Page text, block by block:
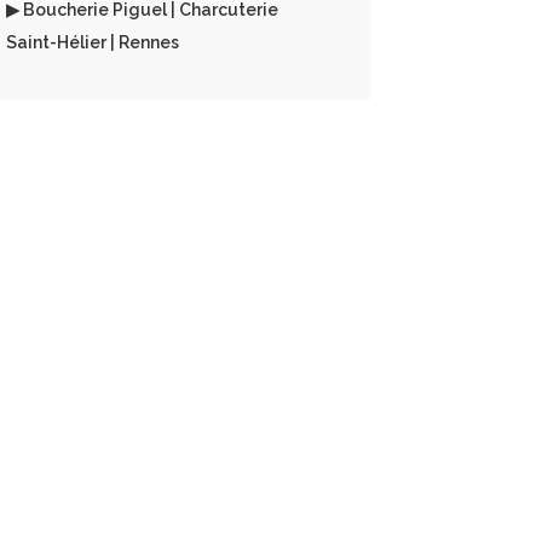
▶ Boucherie Piguel | Charcuterie
Saint-Hélier | Rennes